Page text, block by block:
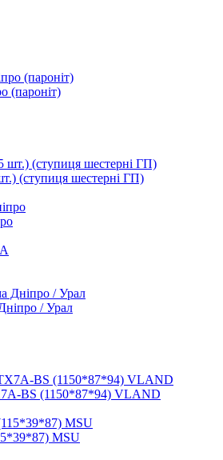
(пароніт)
(ступиця шестерні ГП)
/ Урал
BS (1150*87*94) VLAND
MSU